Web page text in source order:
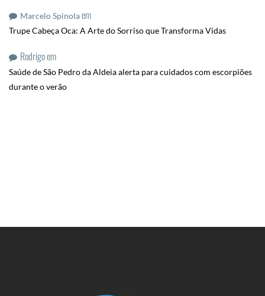
Marcelo Spinolaem
Trupe Cabeça Oca: A Arte do Sorriso que Transforma Vidas
Rodrigoem
Saúde de São Pedro da Aldeia alerta para cuidados com escorpiões
durante o verão